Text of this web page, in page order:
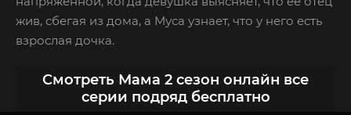
жив, сбегая из дома, а Муса узнает, что у него есть
взрослая дочка.
Смотреть Мама 2 сезон онлайн все
серии подряд бесплатно